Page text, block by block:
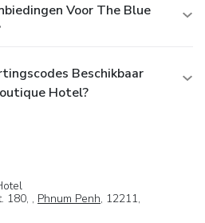
Voor The Blue
Beschikbaar
Hotel?
180, , Phnum Penh, 12211,